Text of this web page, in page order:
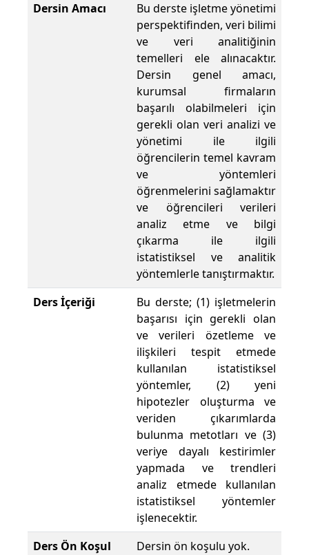
Dersin Amacı
Bu derste işletme yönetimi
perspektifinden, veri bilimi
ve veri analitiğinin
temelleri ele alınacaktır.
Dersin genel amacı,
kurumsal firmaların
başarılı olabilmeleri için
gerekli olan veri analizi ve
yönetimi ile ilgili
öğrencilerin temel kavram
ve yöntemleri
öğrenmelerini sağlamaktır
ve öğrencileri verileri
analiz etme ve bilgi
çıkarma ile ilgili
istatistiksel ve analitik
yöntemlerle tanıştırmaktır.
Ders İçeriği
Bu derste; (1) işletmelerin
başarısı için gerekli olan
ve verileri özetleme ve
ilişkileri tespit etmede
kullanılan istatistiksel
yöntemler, (2) yeni
hipotezler oluşturma ve
veriden çıkarımlarda
bulunma metotları ve (3)
veriye dayalı kestirimler
yapmada ve trendleri
analiz etmede kullanılan
istatistiksel yöntemler
işlenecektir.
Ders Ön Koşul
Dersin ön koşulu yok.